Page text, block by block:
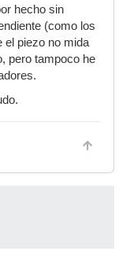
hecho sin
(como los
el piezo no mida
pero tampoco he